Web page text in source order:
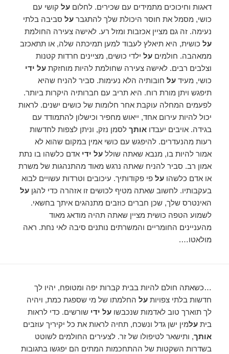
דאגות וחיכוכים מתמידים עם שכירים. לחלוםעל קושי עם
כושי, מסמל את חוסר היכולת שלך להתגברעל סביבה בלתי
נעימה. זה גם מציין אכזבות ומזל רע. לאישה צעירה החולמת
על כושית, היא תיאלץ לעבוד למען תמיכתה שלה, או תתאכזב
ממאהבה. חולמיםעל ילדי כושים, מציינים חרדות קטנות
וצלבים רבים. לאישה צעירה שחולמת להיות מוחזקתעל ידי
כושי, מעידעל חובותיה הלא נעימות. סביר להניח שהיא
תיפגש ויתן מורת רוח. היא תריב עם חברותיה היקרות ביותר.
לפעמים המחלה עוקבת אחר חלומות של כושים ישנים. לראות
יכול להיות עירום אחד, ייאוש מחפיר וכישלון להתמודד עם
בגידה. אויבים יעבדואותך לסמן נזק, וניתן לצפות לחדשות
רעות מהנעדרים. להיפגש עם כושי אמין במקום שהוא לא
אמור להיות בו, מנבא שאתה שוללעל ידי אדם כלשהו בו נתת
אמון רב. סביר להניח שאתה נרגש מאוד מהתנהגות של משרת
או אדם כלשהועל פי פקודותיך. עיכובים וטרדות עשויים לבוא
בעקבותיו. לחשוב שאתה מטיף לכושים זו אזהרה כדי להגןעל
האינטרס שלך, שכן חברים כוזבים מתנהגים איתך בחשאי.
לשמוע הטפה כושית מציין שאתה תהיה מודאג מאוד
מהעניינים החומריים והמשרתים נותנים סיבה לאי נחת. ראה
מולאטו….
…כשאתה חולם להיות בבית קברות יפה ומטופח, יהיו לך
חדשות בלתי צפויותעל החלמתו של מי שספגת כמת, ויהיה
לך תוארך טוב לאדמות שנכבשועל ידי שורשים. כדי לראות
ביתעלמין ישן גדל ונשכח, תחיה לראות את כל יקיריך עוזבים
אותך, ותישאר לטיפולו של זר. לצעירים החולמים לשוטט
בשדרות השקטות של ההתחכמות המתים הם יפגשו בתגובות